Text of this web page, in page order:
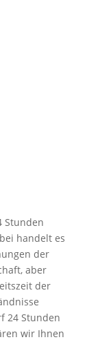
Stunden
handelt es
der
aber
der
24 Stunden
wir Ihnen